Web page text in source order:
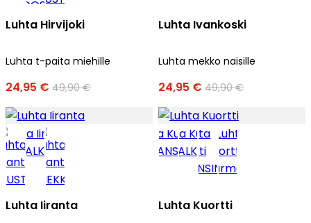
Luhta Hirvijoki
Luhta t-paita miehille
24,95 € 49,90 €
Luhta Ivankoski
Luhta mekko naisille
24,95 € 49,90 €
Luhta Iiranta Luhta Kuortti